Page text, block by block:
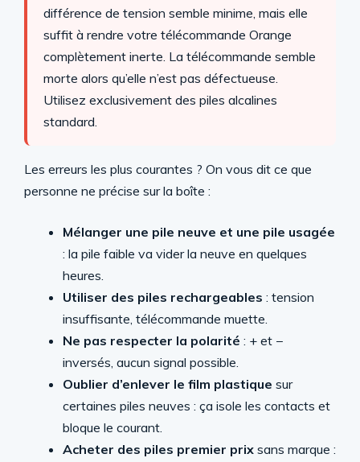
différence de tension semble minime, mais elle
suffit à rendre votre télécommande Orange
complètement inerte. La télécommande semble
morte alors qu’elle n’est pas défectueuse.
Utilisez exclusivement des piles alcalines
standard.
Les erreurs les plus courantes ? On vous dit ce que
personne ne précise sur la boîte :
Mélanger une pile neuve et une pile usagée
: la pile faible va vider la neuve en quelques
heures.
Utiliser des piles rechargeables : tension
insuffisante, télécommande muette.
Ne pas respecter la polarité : + et −
inversés, aucun signal possible.
Oublier d’enlever le film plastique sur
certaines piles neuves : ça isole les contacts et
bloque le courant.
Acheter des piles premier prix sans marque :